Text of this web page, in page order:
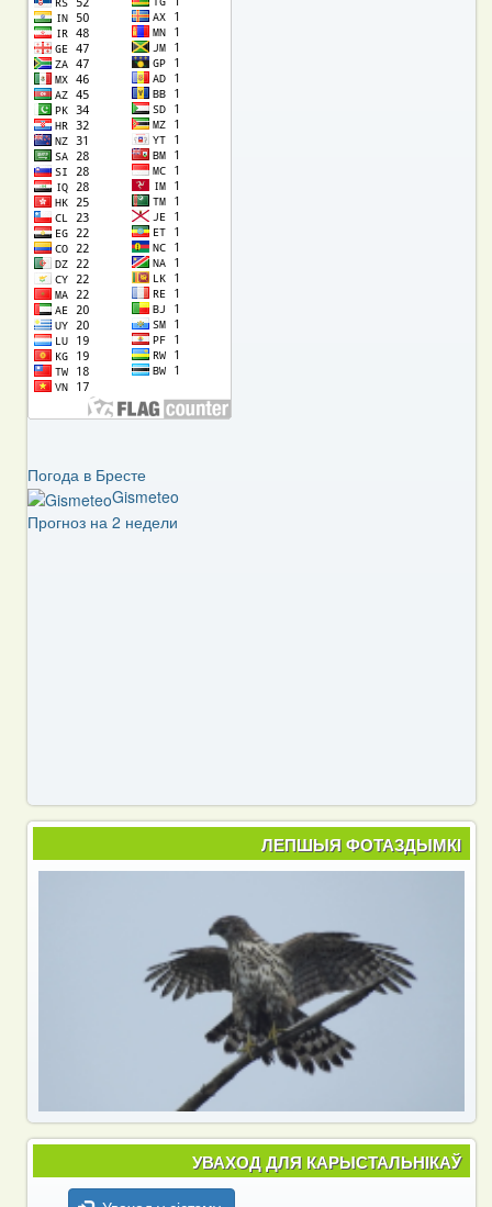
Погода в Бресте
Gismeteo
Прогноз на 2 недели
ЛЕПШЫЯ ФОТАЗДЫМКІ
УВАХОД ДЛЯ КАРЫСТАЛЬНІКАЎ